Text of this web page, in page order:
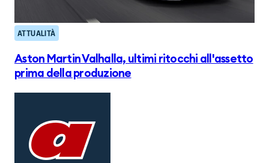
ATTUALITÀ
Aston Martin Valhalla, ultimi ritocchi all'assetto
prima della produzione